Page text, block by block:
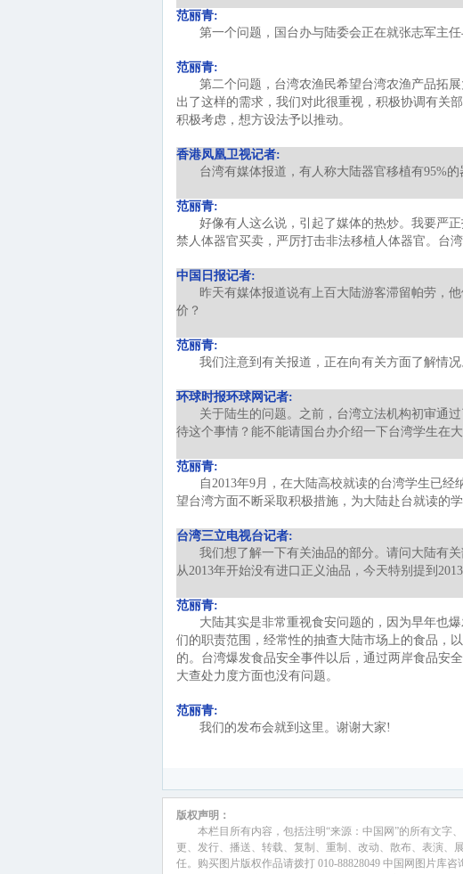
范丽青:
第一个问题，国台办与陆委会正在就张志军主
范丽青:
第二个问题，台湾农渔民希望台湾农渔产品拓
出了这样的需求，我们对此很重视，积极协调有关
积极考虑，想方设法予以推动。
香港凤凰卫视记者:
台湾有媒体报道，有人称大陆器官移植有95%
范丽青:
好像有人这么说，引起了媒体的热炒。我要严
禁人体器官买卖，严厉打击非法移植人体器官。台
中国日报记者:
昨天有媒体报道说有上百大陆游客滞留帕劳，
价？
范丽青:
我们注意到有关报道，正在向有关方面了解情况
环球时报环球网记者:
关于陆生的问题。之前，台湾立法机构初审通
待这个事情？能不能请国台办介绍一下台湾学生在
范丽青:
自2013年9月，在大陆高校就读的台湾学生已
望台湾方面不断采取积极措施，为大陆赴台就读的
台湾三立电视台记者:
我们想了解一下有关油品的部分。请问大陆有
从2013年开始没有进口正义油品，今天特别提到
范丽青:
大陆其实是非常重视食安问题的，因为早年也
们的职责范围，经常性的抽查大陆市场上的食品，
的。台湾爆发食品安全事件以后，通过两岸食品安
大查处力度方面也没有问题。
范丽青:
我们的发布会就到这里。谢谢大家!